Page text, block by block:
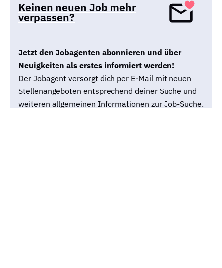
Keinen neuen Job mehr
verpassen?
Jetzt den Jobagenten abonnieren und über
Neuigkeiten als erstes informiert werden!
Der Jobagent versorgt dich per E-Mail mit neuen
Stellenangeboten entsprechend deiner Suche und
weiteren allgemeinen Informationen zur Job-Suche.